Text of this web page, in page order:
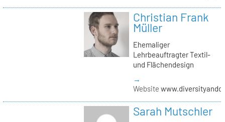
Christian Frank
Müller
Ehemaliger
Lehrbeauftragter Textil-
und Flächendesign
→
Website
Sarah Mutschler